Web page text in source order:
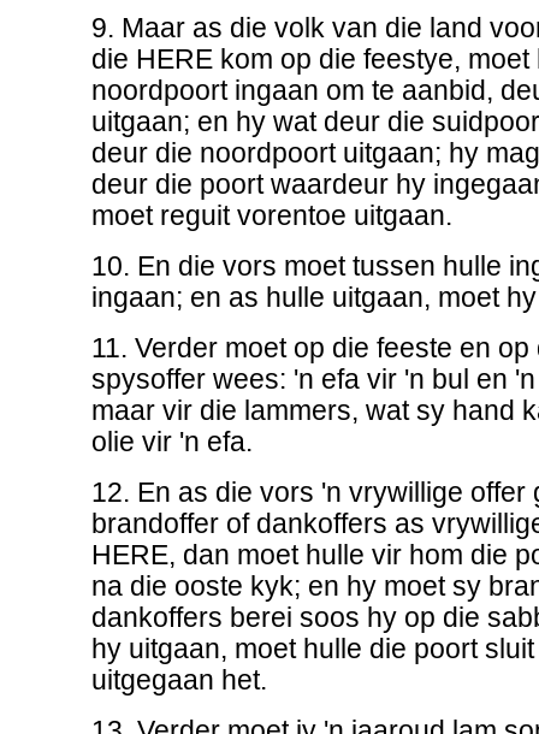
9. Maar as die volk van die land
die HERE kom op die feestye,
noordpoort ingaan om te aanbid,
uitgaan; en hy wat deur die
deur die noordpoort uitgaan; hy
deur die poort waardeur hy
moet reguit vorentoe uitgaan.
10. En die vors moet tussen hulle
ingaan; en as hulle uitgaan, moet
11. Verder moet op die feeste en
spysoffer wees: 'n efa vir 'n bul en
maar vir die lammers, wat sy hand
olie vir 'n efa.
12. En as die vors 'n vrywillige offer
brandoffer of dankoffers as
HERE, dan moet hulle vir hom die
na die ooste kyk; en hy moet sy
dankoffers berei soos hy op die
hy uitgaan, moet hulle die poort
uitgegaan het.